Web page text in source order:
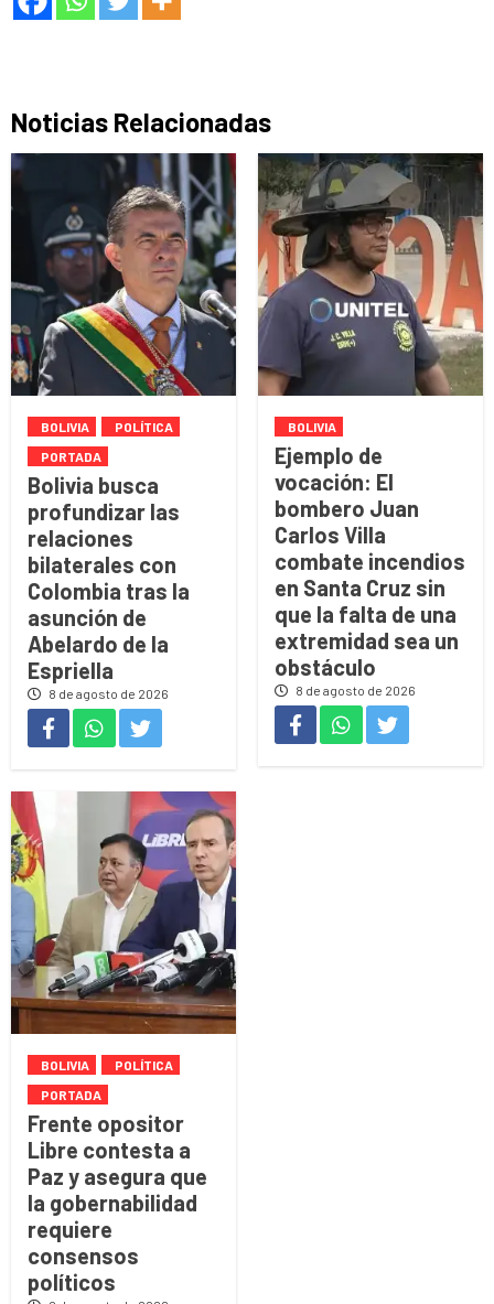
Noticias Relacionadas
BOLIVIA
POLÍTICA
PORTADA
Bolivia busca
profundizar las
relaciones
bilaterales con
Colombia tras la
asunción de
Abelardo de la
Espriella
8 de agosto de 2026
BOLIVIA
Ejemplo de
vocación: El
bombero Juan
Carlos Villa
combate incendios
en Santa Cruz sin
que la falta de una
extremidad sea un
obstáculo
8 de agosto de 2026
BOLIVIA
POLÍTICA
PORTADA
Frente opositor
Libre contesta a
Paz y asegura que
la gobernabilidad
requiere
consensos
políticos